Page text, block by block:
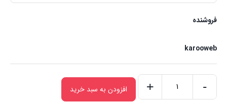
فروشنده
karooweb
-
+ افزودن به سبد خرید